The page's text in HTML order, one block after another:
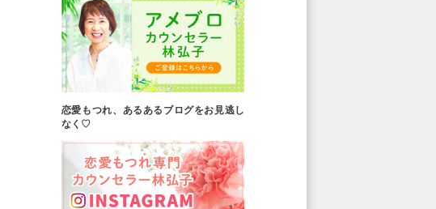
恋愛もつれ、あるあるブログをお見逃し
なく♡